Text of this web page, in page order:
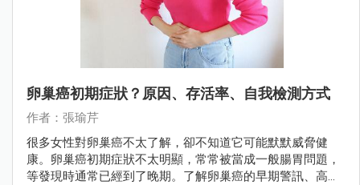
卵巢癌初期症狀？原因、存活率、自我檢測方式
作者：張瑜芹
很多女性對卵巢癌不太了解，卻不知道它可能默默威脅健
康。卵巢癌初期症狀不太明顯，常常被當成一般腸胃問題，
等發現時通常已經到了晚期。了解卵巢癌的早期警訊、高風